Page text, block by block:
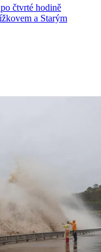
čtvrté hodině
a Starým